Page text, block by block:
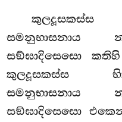
කුලදූසකස්ස
සමනුභාසනාය
සඞ්ඝාදිසෙසො
කුලදූසකස්ස
සමනුභාසනාය
සඞ්ඝාදිසෙසො